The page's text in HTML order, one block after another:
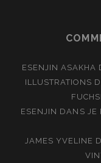
ESENJIN ASAKHA
ILLUSTRATIONS
ESENJIN DANS JE
JAMES YVELINE